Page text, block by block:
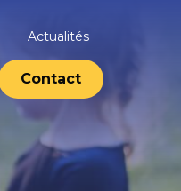
Contact
Actualités